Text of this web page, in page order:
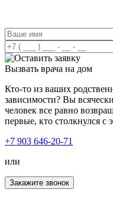
Вызвать врача на дом
Кто-то из ваших
зависимости? Вы
человек все равно
первые, кто столкнулся с
+7 903 646-20-71
или
Закажите звонок